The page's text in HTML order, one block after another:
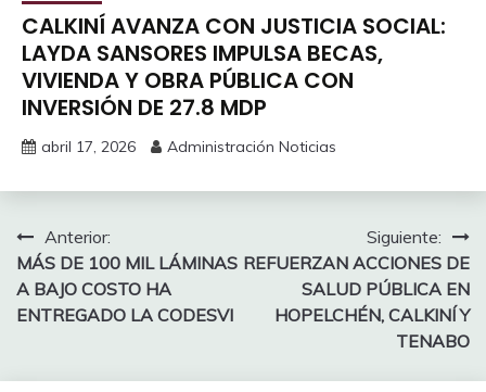
CALKINÍ AVANZA CON JUSTICIA SOCIAL:
LAYDA SANSORES IMPULSA BECAS,
VIVIENDA Y OBRA PÚBLICA CON
INVERSIÓN DE 27.8 MDP
abril 17, 2026 Administración Noticias
Navegación
de
entradas
Anterior:
MÁS DE 100 MIL LÁMINAS
A BAJO COSTO HA
ENTREGADO LA CODESVI
Siguiente:
REFUERZAN ACCIONES DE
SALUD PÚBLICA EN
HOPELCHÉN, CALKINÍ Y
TENABO